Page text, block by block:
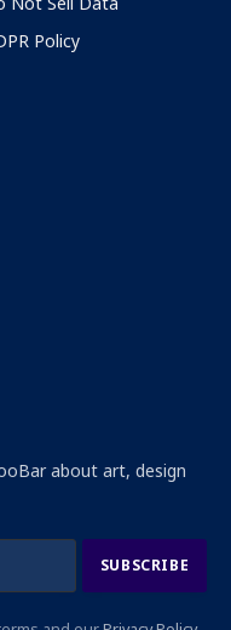
Policy
about art, design